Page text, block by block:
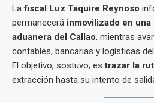
Lafiscal Luz Taquire Reynoso
permanecerá inmovilizado en una
aduanera del Callao, mientras
contables, bancarias y logísticas
El objetivo, sostuvo, estrazar la
extracción hasta su intento de